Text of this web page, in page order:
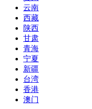
云南
西藏
陕西
甘肃
青海
宁夏
新疆
台湾
香港
澳门